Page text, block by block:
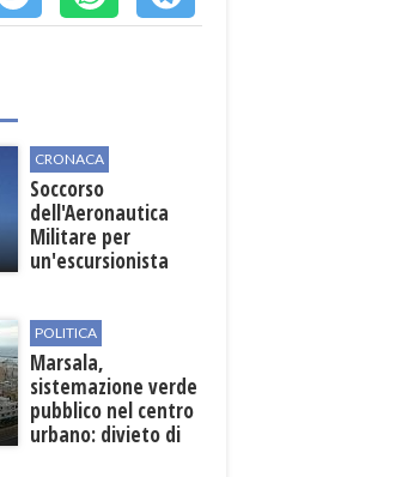
CRONACA
Soccorso
dell'Aeronautica
Militare per
un'escursionista
POLITICA
Marsala,
sistemazione verde
pubblico nel centro
urbano: divieto di